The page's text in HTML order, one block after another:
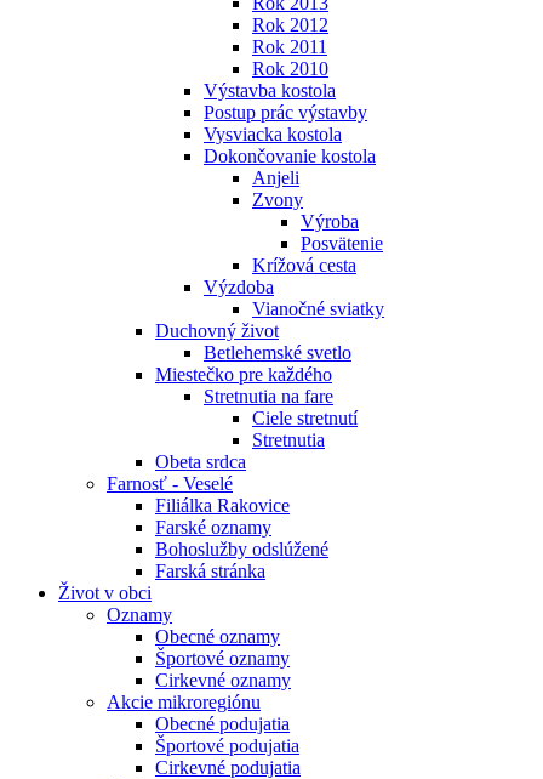
Rok 2012
Rok 2011
Rok 2010
Výstavba kostola
Postup prác výstavby
Vysviacka kostola
Dokončovanie kostola
Anjeli
Zvony
Výroba
Posvätenie
Krížová cesta
Výzdoba
Vianočné sviatky
Duchovný život
Betlehemské svetlo
Miestečko pre každého
Stretnutia na fare
Ciele stretnutí
Stretnutia
Obeta srdca
Farnosť - Veselé
Filiálka Rakovice
Farské oznamy
Bohoslužby odslúžené
Farská stránka
Život v obci
Oznamy
Obecné oznamy
Športové oznamy
Cirkevné oznamy
Akcie mikroregiónu
Obecné podujatia
Športové podujatia
Cirkevné podujatia